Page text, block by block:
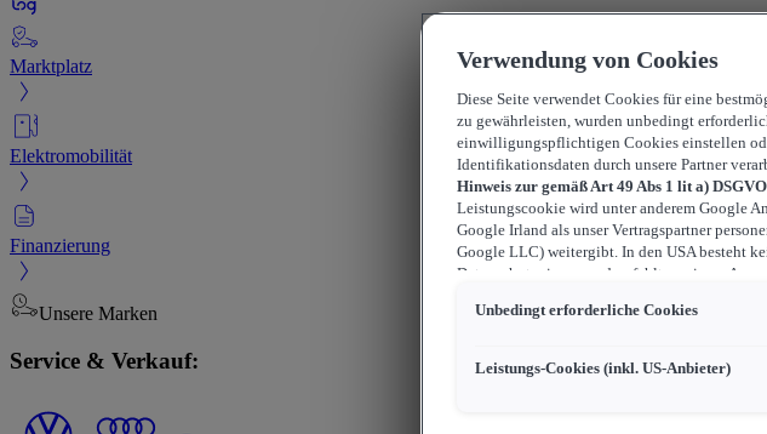
Marktplatz
Elektromobilität
Finanzierung
Unsere Marken
Service & Verkauf:
Verwendung von Cookies
Diese Seite verwendet Cookies für eine
zu gewährleisten, wurden unbedingt
einwilligungspflichtigen Cookies einstellen
Identifikationsdaten durch unsere Partner
Hinweis zur gemäß Art 49 Abs 1 lit a)
Leistungscookie wird unter anderem Google
Google Irland als unser Vertragspartner
Google LLC) weitergibt. In den USA besteht
Datenschutzniveau und es fehlt an einem
durchsetzen können, in den USA keine
können, wobei Eingriffe in Ihre persönlichen
Sollten Sie das Setzen von
Unbedingt erforderliche Cookies
Leistungs-Cookies (inkl. US-Anbieter)